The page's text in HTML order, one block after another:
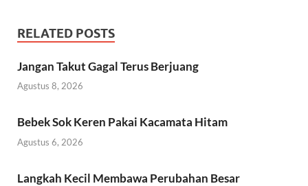
RELATED POSTS
Jangan Takut Gagal Terus Berjuang
Agustus 8, 2026
Bebek Sok Keren Pakai Kacamata Hitam
Agustus 6, 2026
Langkah Kecil Membawa Perubahan Besar